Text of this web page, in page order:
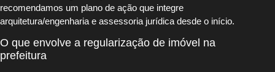
recomendamos um plano de ação que integre
arquitetura/engenharia e assessoria jurídica desde o início.
O que envolve a regularização de imóvel na
prefeitura